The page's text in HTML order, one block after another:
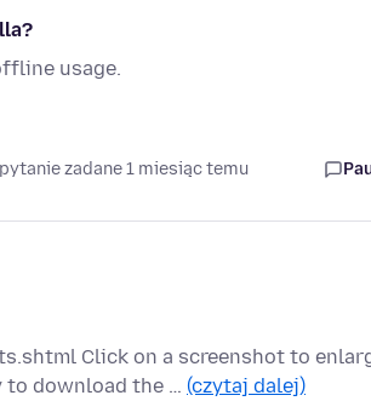
usage.
pytanie zadane 1 miesiąc temu
Click on a screenshot to
to download the … (czytaj dalej)